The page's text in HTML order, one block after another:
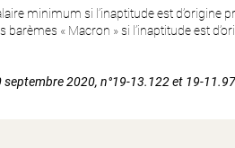
minimum si l’inaptitude est d’origine
barèmes « Macron » si l’inaptitude est
septembre 2020, n°19-13.122 et 19-